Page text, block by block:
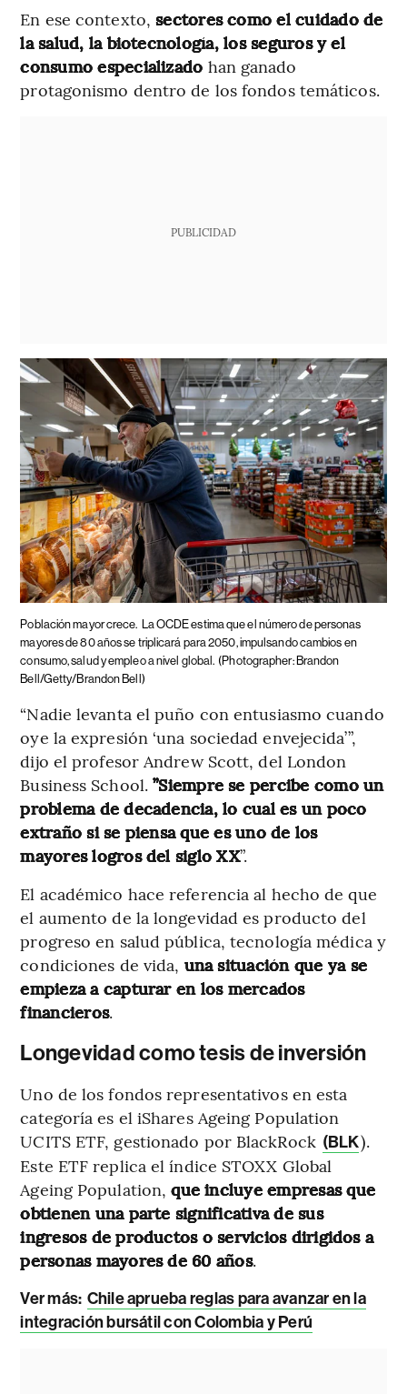
En ese contexto,sectores como el cuidado de
la salud, la biotecnología, los seguros y el
consumo especializado han ganado
protagonismo dentro de los fondos temáticos.
PUBLICIDAD
Población mayor crece. La OCDE estima que el número de personas
mayores de 80 años se triplicará para 2050, impulsando cambios en
consumo, salud y empleo a nivel global. (Photographer: Brandon
Bell/Getty/Brandon Bell)
“Nadie levanta el puño con entusiasmo cuando
oye la expresión ‘una sociedad envejecida’”,
dijo el profesor Andrew Scott, del London
Business School.”Siempre se percibe como un
problema de decadencia, lo cual es un poco
extraño si se piensa que es uno de los
mayores logros del siglo XX”.
El académico hace referencia al hecho de que
el aumento de la longevidad es producto del
progreso en salud pública, tecnología médica y
condiciones de vida, una situación que ya se
empieza a capturar en los mercados
financieros.
Longevidad como tesis de inversión
Uno de los fondos representativos en esta
categoría es el iShares Ageing Population
UCITS ETF, gestionado por BlackRock (BLK).
Este ETF replica el índice STOXX Global
Ageing Population,que incluye empresas que
obtienen una parte significativa de sus
ingresos de productos o servicios dirigidos a
personas mayores de 60 años.
Ver más: Chile aprueba reglas para avanzar en la
integración bursátil con Colombia y Perú